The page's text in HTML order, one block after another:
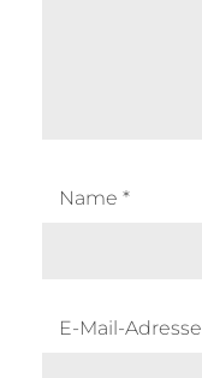
Name *
E-Mail-Adresse